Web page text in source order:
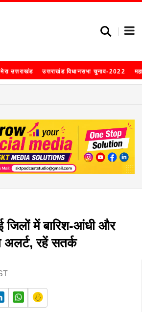
मेरा उत्तराखंड उत्तराखंड विधानसभा चुनाव-2022
जिलों में बारिश-आंधी और
अलर्ट, रहें सतर्क